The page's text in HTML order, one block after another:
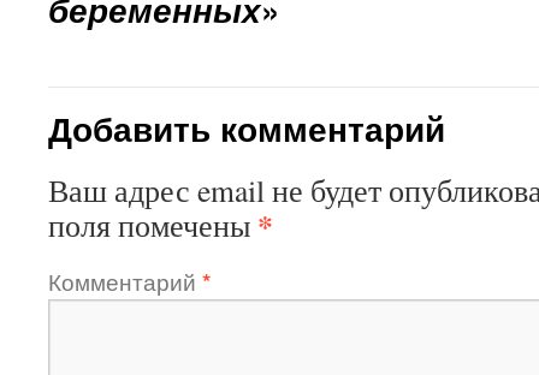
Добавить комментарий
Ваш адрес email не будет
поля помечены *
Комментарий *